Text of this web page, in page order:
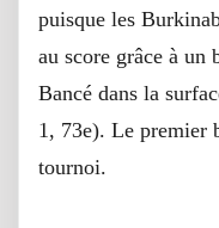
puisque les
au score grâce à un
Bancé dans la
1, 73e). Le premier
tournoi.